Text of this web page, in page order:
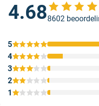
4.688602
1
2
3
4
5